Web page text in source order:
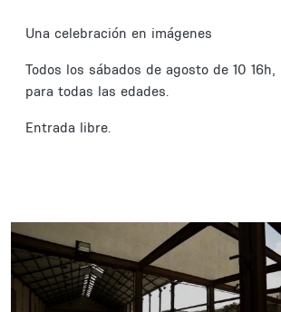
Una celebración en imágenes
Todos los sábados de agosto de 10
para todas las edades.
Entrada libre.